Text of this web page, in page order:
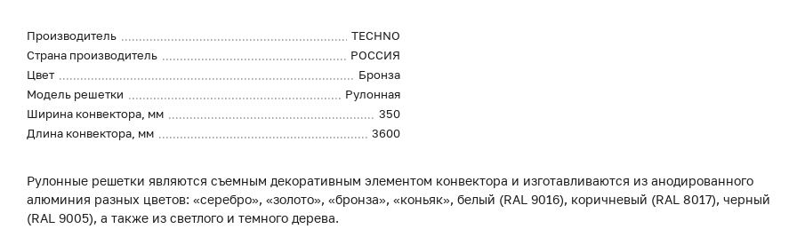
Производитель
TECHNO
Страна производитель
РОССИЯ
Цвет
Бронза
Модель решетки
Рулонная
Ширина конвектора, мм
350
Длина конвектора, мм
3600
Рулонные решетки являются съемным декоративным элементом конвектора и изготавливаются из анодированного
алюминия разных цветов: «серебро», «золото», «бронза», «коньяк», белый (RAL 9016), коричневый (RAL 8017), черный
(RAL 9005), а также из светлого и темного дерева.